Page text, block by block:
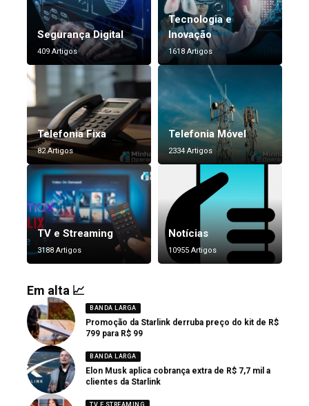
Segurança Digital
409 Artigos
Tecnologia e
Inovação
1618 Artigos
Telefonia Fixa
82 Artigos
Telefonia Móvel
2334 Artigos
TV e Streaming
3188 Artigos
Notícias
10955 Artigos
Em alta 📈
BANDA LARGA
Promoção da Starlink derruba preço do kit de R$
799 para R$ 99
BANDA LARGA
Elon Musk aplica cobrança extra de R$ 7,7 mil a
clientes da Starlink
TV E STREAMING